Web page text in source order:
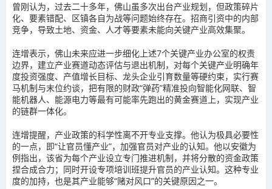
曾刚认为，过去二十多年，佛山虽多次出台产业规划，但政策碎片
化、要素错配、区镇各自为战等问题始终存在。招商引资中的内部
竞争，导致土地、资金、人才等要素未能向关键产业高效集聚。
连增表示，佛山未来应进一步细化上述7个关键产业办公室的权责
边界，建立产业赛道动态评估与退出机制，对每个关键产业明确年
度投资强度、产值增长目标、龙头企业引育数量等硬约束，实行赛
马机制与末位约谈，把有限的财政“弹药”精准投向智能化网联、智
能机器人、能源电力等最有可能率先跑出的黄金赛道上，实现产业
的链群一体化。
连增提醒，产业政策的科学性离不开专业支撑。他认为极具必要性
的一点，即“让官员懂产业”，加强官员对产业的认知。他以安徽为
例指出，该省为每个产业设立专门推进机制，并将分散的资金政策
捏合成合力；同时开设专项培训班提升官员的产业认知。这种专业
度的加持，也是其产业能够“赌对风口”的关键原因之一。